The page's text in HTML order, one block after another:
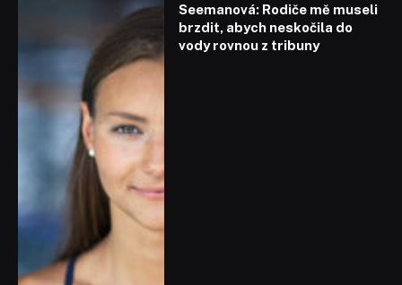
Seemanová: Rodiče mě museli
brzdit, abych neskočila do
vody rovnou z tribuny